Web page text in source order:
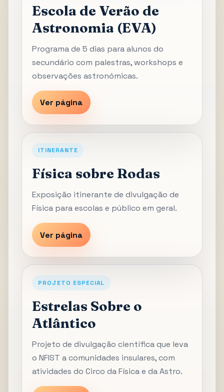
Escola de Verão de
Astronomia (EVA)
Programa de 5 dias para alunos do
secundário com palestras, workshops e
observações astronómicas.
Ver página
ITINERANTE
Física sobre Rodas
Exposição itinerante de divulgação de
Física para escolas e público em geral.
Ver página
PROJETO ESPECIAL
Estrelas Sobre o
Atlântico
Projeto de divulgação científica que leva
o NFIST a comunidades insulares, com
atividades do Circo da Física e da Astro.